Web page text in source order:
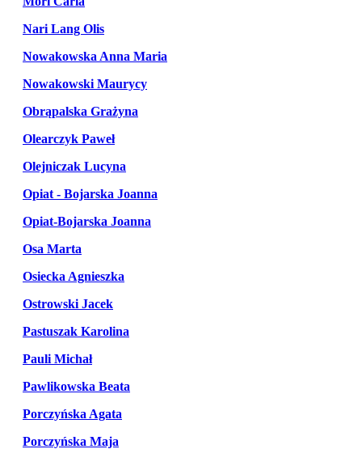
Nari Lang Olis
Nowakowska Anna Maria
Nowakowski Maurycy
Obrąpalska Grażyna
Olearczyk Paweł
Olejniczak Lucyna
Opiat - Bojarska Joanna
Opiat-Bojarska Joanna
Osa Marta
Osiecka Agnieszka
Ostrowski Jacek
Pastuszak Karolina
Pauli Michał
Pawlikowska Beata
Porczyńska Agata
Porczyńska Maja